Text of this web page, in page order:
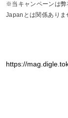
※当キャンペーンは弊
Japanとは関係ありま
https://